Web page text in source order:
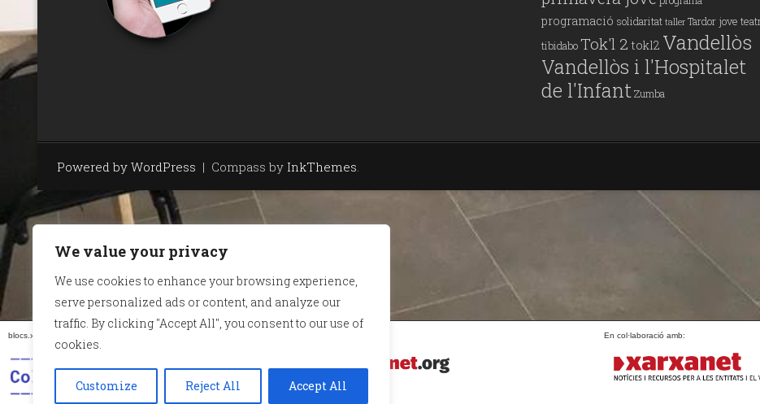
We value your privacy
We use cookies to enhance your browsing experience,
serve personalized ads or content, and analyze our
traffic. By clicking "Accept All", you consent to our use of
cookies.
Customize Reject All Accept All
programació solidaritat taller Tardor jove
tibidabo Tok'l 2 tokl2 Vandellòs
Vandellòs i l'Hospitalet
de l'Infant Zumba
Powered by WordPress | Compass by InkThemes.
blocs.xarxanet.org és un projecte de: En col·laboració amb: